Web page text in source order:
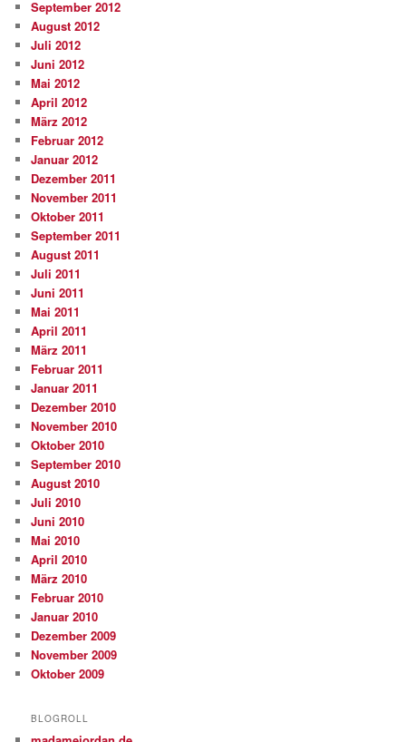
September 2012
August 2012
Juli 2012
Juni 2012
Mai 2012
April 2012
März 2012
Februar 2012
Januar 2012
Dezember 2011
November 2011
Oktober 2011
September 2011
August 2011
Juli 2011
Juni 2011
Mai 2011
April 2011
März 2011
Februar 2011
Januar 2011
Dezember 2010
November 2010
Oktober 2010
September 2010
August 2010
Juli 2010
Juni 2010
Mai 2010
April 2010
März 2010
Februar 2010
Januar 2010
Dezember 2009
November 2009
Oktober 2009
BLOGROLL